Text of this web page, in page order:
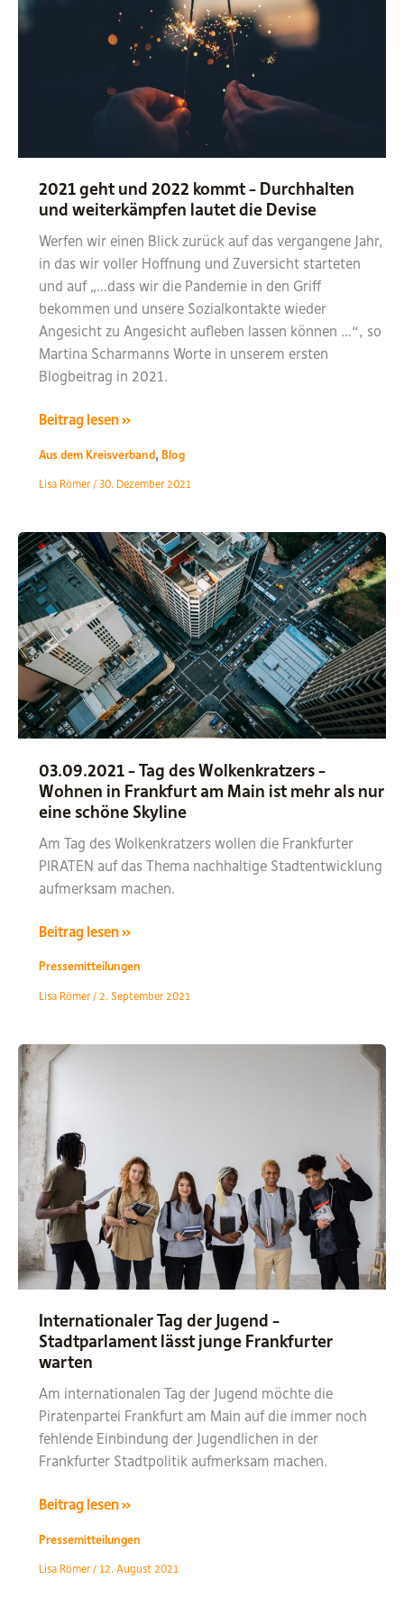
2021 geht und 2022 kommt – Durchhalten
und weiterkämpfen lautet die Devise
Werfen wir einen Blick zurück auf das vergangene Jahr,
in das wir voller Hoffnung und Zuversicht starteten
und auf „…dass wir die Pandemie in den Griff
bekommen und unsere Sozialkontakte wieder
Angesicht zu Angesicht aufleben lassen können …“, so
Martina Scharmanns Worte in unserem ersten
Blogbeitrag in 2021.
2021
und
2022
–
Durchhalten
und
weiterkämpfen
lautet
die
Devise
Beitrag lesen »
Aus dem Kreisverband ,Blog
Lisa Römer/30. Dezember 2021
03.09.2021 – Tag des Wolkenkratzers –
Wohnen in Frankfurt am Main ist mehr als nur
eine schöne Skyline
Am Tag des Wolkenkratzers wollen die Frankfurter
PIRATEN auf das Thema nachhaltige Stadtentwicklung
aufmerksam machen.
03.09.2021
Tag
des
–
Wohnen
in
Frankfurt
am
Main
ist
mehr
als
nur
eine
schöne
Skyline
Beitrag lesen »
Pressemitteilungen
Lisa Römer/ 2. September 2021
Internationaler Tag der Jugend –
Stadtparlament lässt junge Frankfurter
warten
Am internationalen Tag der Jugend möchte die
Piratenpartei Frankfurt am Main auf die immer noch
fehlende Einbindung der Jugendlichen in der
Frankfurter Stadtpolitik aufmerksam machen.
Internationaler
der
Jugend
Beitrag lesen »
Pressemitteilungen
Lisa Römer/ 12. August 2021